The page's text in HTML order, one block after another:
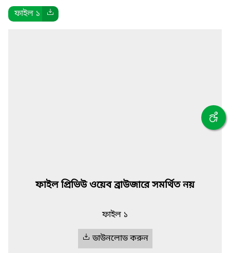
ফাইল ১
ফাইল প্রিভিউ ওয়েব ব্রাউজারে সমর্থিত নয়
ফাইল ১
ডাউনলোড করুন